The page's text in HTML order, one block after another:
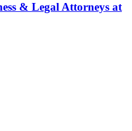
& Legal Attorneys at